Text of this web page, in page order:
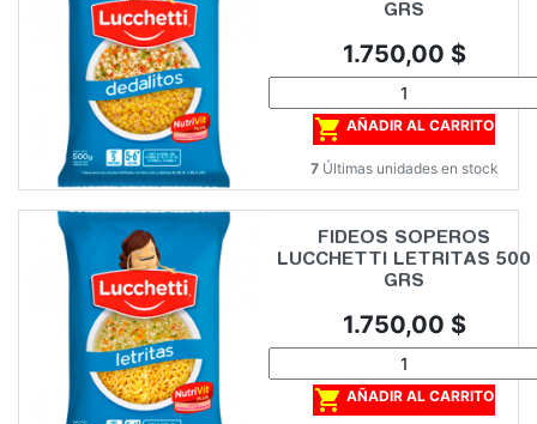
GRS
Precio
1.750,00 $
 AÑADIR AL CARRITO
7 Últimas unidades en stock
FIDEOS SOPEROS
LUCCHETTI LETRITAS 500
GRS
Precio
1.750,00 $
 AÑADIR AL CARRITO